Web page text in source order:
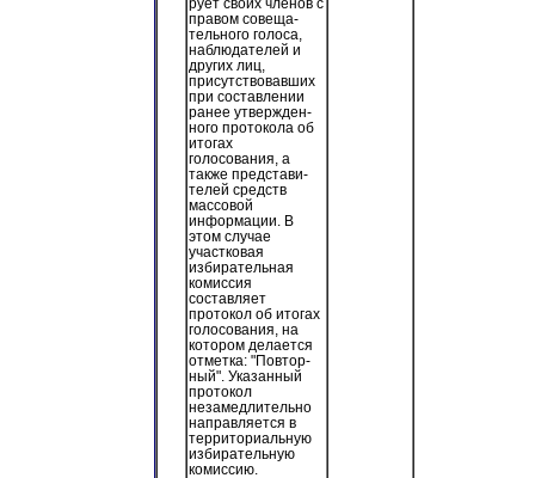
правом совеща-
тельного голоса,
наблюдателей и
других лиц,
присутствовавших
при составлении
ранее утвержден-
ного протокола об
итогах
голосования, а
также представи-
телей средств
массовой
информации. В
этом случае
участковая
избирательная
комиссия
составляет
протокол об итогах
голосования, на
котором делается
отметка: "Повтор-
ный". Указанный
протокол
незамедлительно
направляется в
территориальную
избирательную
комиссию.